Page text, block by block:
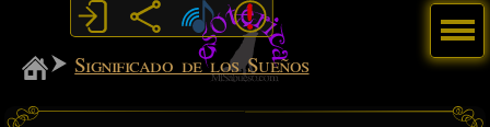
MiSabueso
Significado de los Sueños
Menú